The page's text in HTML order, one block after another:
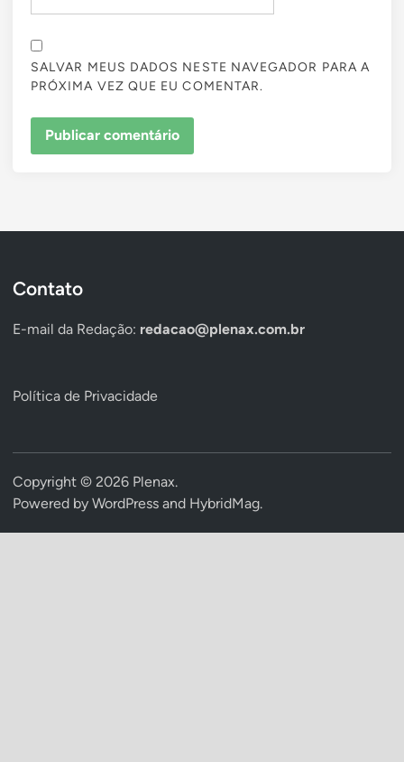
SALVAR MEUS DADOS NESTE NAVEGADOR PARA A
PRÓXIMA VEZ QUE EU COMENTAR.
Contato
E-mail da Redação: redacao@plenax.com.br
Política de Privacidade
Copyright © 2026 Plenax.
Powered by WordPress and HybridMag.